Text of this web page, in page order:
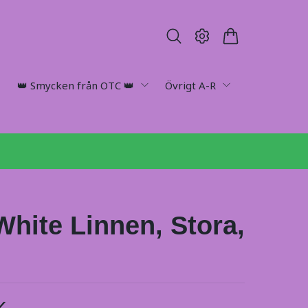
👑 Smycken från OTC 👑
Övrigt A-R
Linnen, Stora,